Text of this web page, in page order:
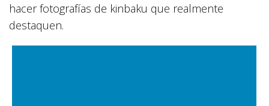
hacer fotografías de kinbaku que realmente
destaquen.